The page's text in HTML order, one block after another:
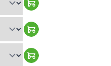
Warenkorb hinzufügen
Warenkorb hinzufügen
Warenkorb hinzufügen